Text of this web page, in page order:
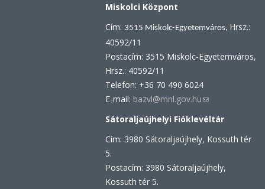
Miskolci Központ
Cím: 3515 Miskolc-Egyetemváros, Hrsz.:
40592/11
Postacím: 3515 Miskolc-Egyetemváros,
Hrsz.: 40592/11
Telefon: +36 70 490 6024
E-mail: bazvl@mnl.gov.hu(link
mail)
Sátoraljaújhelyi Fióklevéltár
Cím: 3980 Sátoraljaújhely, Kossuth tér
5.
Postacím: 3980 Sátoraljaújhely,
Kossuth tér 5.